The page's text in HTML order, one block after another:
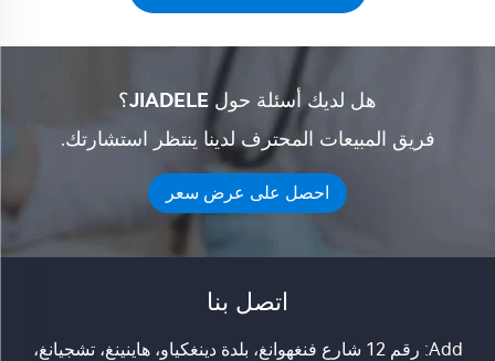
هل لديك أسئلة حول JIADELE؟
فريق المبيعات المحترف لدينا ينتظر استشارتك.
احصل على عرض سعر
اتصل بنا
Add: رقم 12 شارع فنغهوانغ، بلدة دينغكياو، هاينينغ، تشجيانغ،